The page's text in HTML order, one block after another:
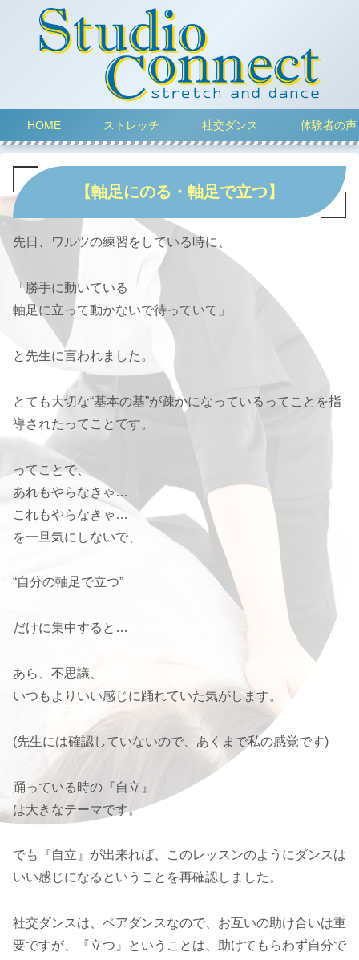
HOME ストレッチ 社交ダンス 体験者の声
【軸足にのる・軸足で立つ】
先日、ワルツの練習をしている時に、
「勝手に動いている
軸足に立って動かないで待っていて」
と先生に言われました。
とても大切な“基本の基”が疎かになっているってことを指
導されたってことです。
ってことで、
あれもやらなきゃ…
これもやらなきゃ…
を一旦気にしないで、
“自分の軸足で立つ”
だけに集中すると…
あら、不思議、
いつもよりいい感じに踊れていた気がします。
(先生には確認していないので、あくまで私の感覚です)
踊っている時の『自立』
は大きなテーマです。
でも『自立』が出来れば、このレッスンのようにダンスは
いい感じになるということを再確認しました。
社交ダンスは、ペアダンスなので、お互いの助け合いは重
要ですが、『立つ』ということは、助けてもらわず自分で